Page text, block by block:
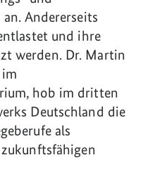
Andererseits
und ihre
werden. Dr. Martin
hob im dritten
Deutschland die
als